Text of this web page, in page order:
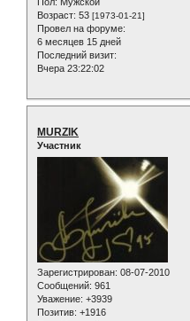
Возраст: 53 [1973-01-21]
Провел на форуме:
6 месяцев 15 дней
Последний визит:
Вчера 23:22:02
MURZIK
Участник
Зарегистрирован: 08-07-2010
Сообщений: 961
Уважение: +3939
Позитив: +1916